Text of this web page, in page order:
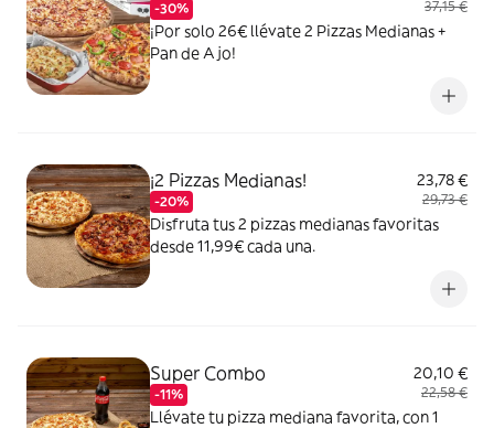
-30% 37,15 €
¡Por solo 26€ llévate 2 Pizzas Medianas +
Pan de Ajo!
¡2 Pizzas Medianas!
-20%
23,78 €
29,73 €
Disfruta tus 2 pizzas medianas favoritas
desde 11,99€ cada una.
Super Combo
-11%
20,10 €
22,58 €
Llévate tu pizza mediana favorita, con 1